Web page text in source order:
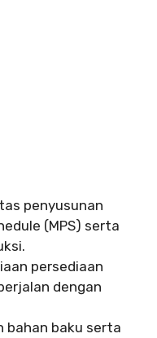
penyusunan
(MPS) serta
persediaan
dengan
bahan baku serta